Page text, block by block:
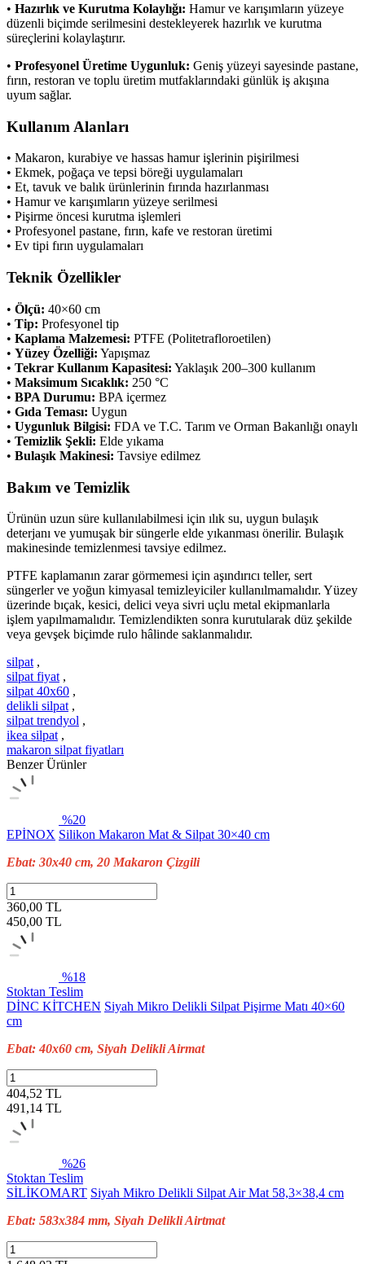
• Hazırlık ve Kurutma Kolaylığı: Hamur ve karışımların yüzeye
düzenli biçimde serilmesini destekleyerek hazırlık ve kurutma
süreçlerini kolaylaştırır.
• Profesyonel Üretime Uygunluk: Geniş yüzeyi sayesinde pastane,
fırın, restoran ve toplu üretim mutfaklarındaki günlük iş akışına
uyum sağlar.
Kullanım Alanları
• Makaron, kurabiye ve hassas hamur işlerinin pişirilmesi
• Ekmek, poğaça ve tepsi böreği uygulamaları
• Et, tavuk ve balık ürünlerinin fırında hazırlanması
• Hamur ve karışımların yüzeye serilmesi
• Pişirme öncesi kurutma işlemleri
• Profesyonel pastane, fırın, kafe ve restoran üretimi
• Ev tipi fırın uygulamaları
Teknik Özellikler
• Ölçü: 40×60 cm
• Tip: Profesyonel tip
• Kaplama Malzemesi: PTFE (Politetrafloroetilen)
• Yüzey Özelliği: Yapışmaz
• Tekrar Kullanım Kapasitesi: Yaklaşık 200–300 kullanım
• Maksimum Sıcaklık: 250 °C
• BPA Durumu: BPA içermez
• Gıda Teması: Uygun
• Uygunluk Bilgisi: FDA ve T.C. Tarım ve Orman Bakanlığı onaylı
• Temizlik Şekli: Elde yıkama
• Bulaşık Makinesi: Tavsiye edilmez
Bakım ve Temizlik
Ürünün uzun süre kullanılabilmesi için ılık su, uygun bulaşık
deterjanı ve yumuşak bir süngerle elde yıkanması önerilir. Bulaşık
makinesinde temizlenmesi tavsiye edilmez.
PTFE kaplamanın zarar görmemesi için aşındırıcı teller, sert
süngerler ve yoğun kimyasal temizleyiciler kullanılmamalıdır. Yüzey
üzerinde bıçak, kesici, delici veya sivri uçlu metal ekipmanlarla
işlem yapılmamalıdır. Temizlendikten sonra kurutularak düz şekilde
veya gevşek biçimde rulo hâlinde saklanmalıdır.
silpat ,
silpat fiyat ,
silpat 40x60 ,
delikli silpat ,
silpat trendyol ,
ikea silpat ,
makaron silpat fiyatları
Benzer Ürünler
%20
EPİNOX Silikon Makaron Mat & Silpat 30×40 cm
Ebat: 30x40 cm, 20 Makaron Çizgili
360,00 TL
450,00 TL
%18
Stoktan Teslim
DİNC KİTCHEN Siyah Mikro Delikli Silpat Pişirme Matı 40×60
cm
Ebat: 40x60 cm, Siyah Delikli Airmat
404,52 TL
491,14 TL
%26
Stoktan Teslim
SİLİKOMART Siyah Mikro Delikli Silpat Air Mat 58,3×38,4 cm
Ebat: 583x384 mm, Siyah Delikli Airtmat